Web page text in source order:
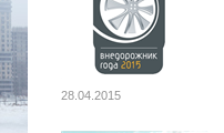
28.04.2015